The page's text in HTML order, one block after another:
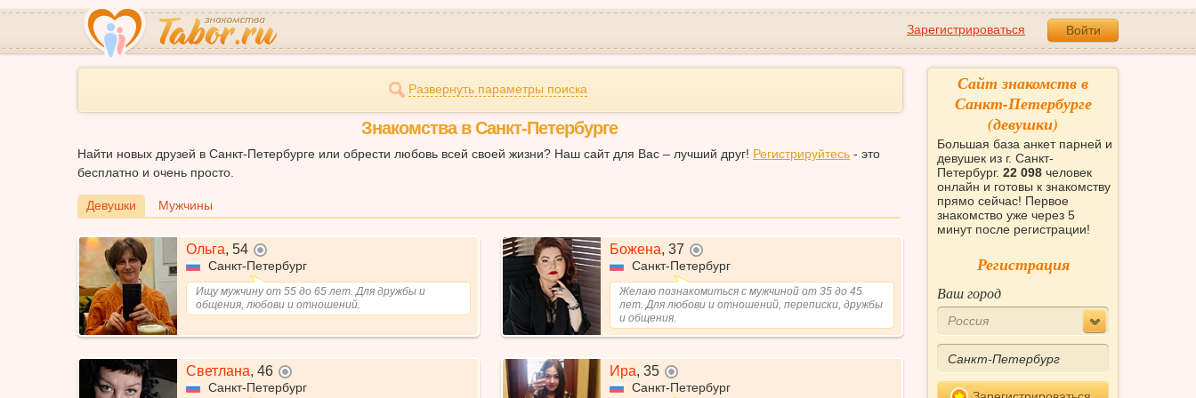
Зарегистрироваться Войти
Развернуть параметры поиска
Знакомства в Санкт-Петербурге
Найти новых друзей в Санкт-Петербурге или обрести любовь всей своей жизни? Наш сайт для Вас – лучший друг! Регистрируйтесь - это
бесплатно и очень просто.
Девушки Мужчины
Ольга, 54
Санкт-Петербург
Ищу мужчину от 55 до 65 лет. Для дружбы и
общения, любови и отношений.
Божена, 37
Санкт-Петербург
Желаю познакомиться с мужчиной от 35 до 45
лет. Для любови и отношений, переписки, дружбы
и общения.
Светлана, 46
Санкт-Петербург
Ира, 35
Санкт-Петербург
Сайт знакомств в
Санкт-Петербурге
(девушки)
Большая база анкет парней и
девушек из г. Санкт-
Петербург. 22 098 человек
онлайн и готовы к знакомству
прямо сейчас! Первое
знакомство уже через 5
минут после регистрации!
Регистрация
Ваш город
Россия